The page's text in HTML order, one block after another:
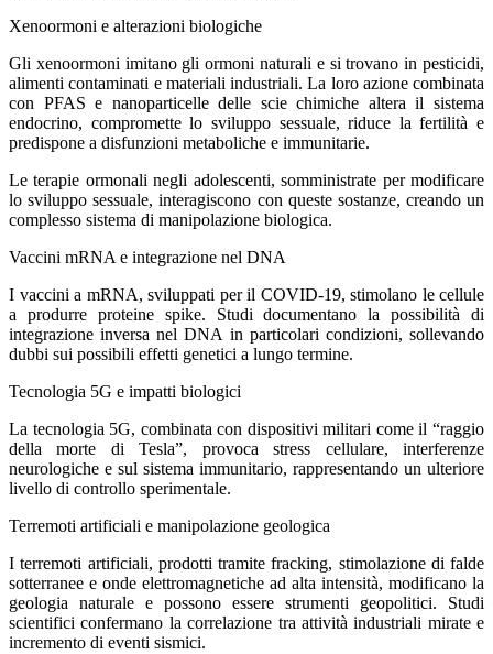
Xenoormoni e alterazioni biologiche
Gli xenoormoni imitano gli ormoni naturali e si trovano in pesticidi,
alimenti contaminati e materiali industriali. La loro azione combinata
con PFAS e nanoparticelle delle scie chimiche altera il sistema
endocrino, compromette lo sviluppo sessuale, riduce la fertilità e
predispone a disfunzioni metaboliche e immunitarie.
Le terapie ormonali negli adolescenti, somministrate per modificare
lo sviluppo sessuale, interagiscono con queste sostanze, creando un
complesso sistema di manipolazione biologica.
Vaccini mRNA e integrazione nel DNA
I vaccini a mRNA, sviluppati per il COVID-19, stimolano le cellule
a produrre proteine spike. Studi documentano la possibilità di
integrazione inversa nel DNA in particolari condizioni, sollevando
dubbi sui possibili effetti genetici a lungo termine.
Tecnologia 5G e impatti biologici
La tecnologia 5G, combinata con dispositivi militari come il “raggio
della morte di Tesla”, provoca stress cellulare, interferenze
neurologiche e sul sistema immunitario, rappresentando un ulteriore
livello di controllo sperimentale.
Terremoti artificiali e manipolazione geologica
I terremoti artificiali, prodotti tramite fracking, stimolazione di falde
sotterranee e onde elettromagnetiche ad alta intensità, modificano la
geologia naturale e possono essere strumenti geopolitici. Studi
scientifici confermano la correlazione tra attività industriali mirate e
incremento di eventi sismici.